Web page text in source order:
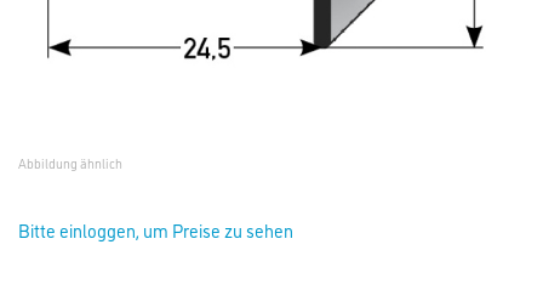
Abbildung ähnlich
Bitte einloggen, um Preise zu sehen